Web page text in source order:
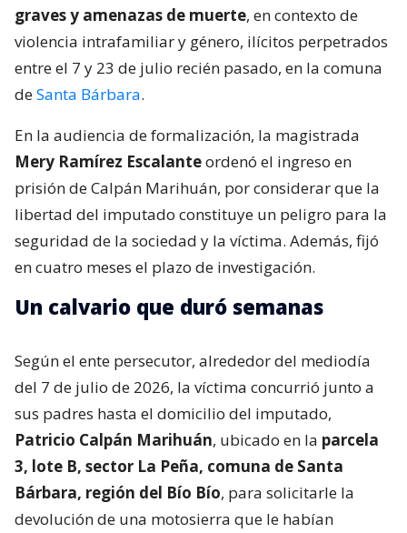
graves y amenazas de muerte, en contexto de
violencia intrafamiliar y género, ilícitos perpetrados
entre el 7 y 23 de julio recién pasado, en la comuna
deSanta Bárbara.
En la audiencia de formalización, la magistrada
Mery Ramírez Escalanteordenó el ingreso en
prisión de Calpán Marihuán, por considerar que la
libertad del imputado constituye un peligro para la
seguridad de la sociedad y la víctima. Además, fijó
en cuatro meses el plazo de investigación.
Un calvario que duró semanas
Según el ente persecutor, alrededor del mediodía
del 7 de julio de 2026, la víctima concurrió junto a
sus padres hasta el domicilio del imputado,
Patricio Calpán Marihuán, ubicado en la parcela
3, lote B, sector La Peña, comuna de Santa
Bárbara, región del Bío Bío, para solicitarle la
devolución de una motosierra que le habían